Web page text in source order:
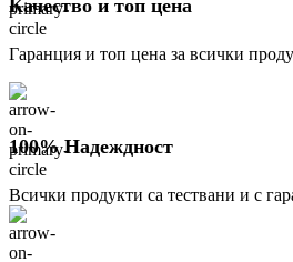
Качество и топ цена
Гаранция и топ цена за всички
100% Надеждност
Всички продукти са тествани и с